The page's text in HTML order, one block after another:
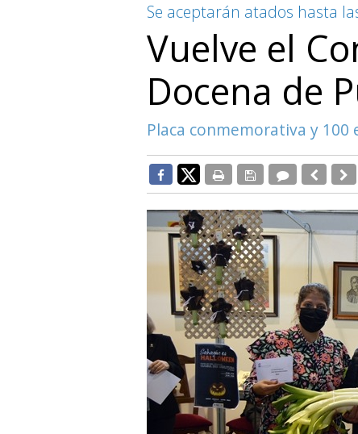
Se aceptarán atados hasta
Vuelve el
Docena de
Placa conmemorativa y 100